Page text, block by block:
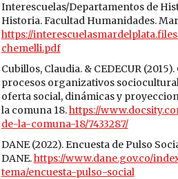
Interescuelas/Departamentos de
Historia. Facultad Humanidades.
https://
chemelli.pdf
Cubillos, Claudia. & CEDECUR
procesos organizativos
oferta social, dinámicas y
la comuna 18.https://
de-la-comuna-18/7433287/
DANE (2022). Encuesta de Pulso
DANE.https://www.dane.gov.co/
tema/encuesta-pulso-social